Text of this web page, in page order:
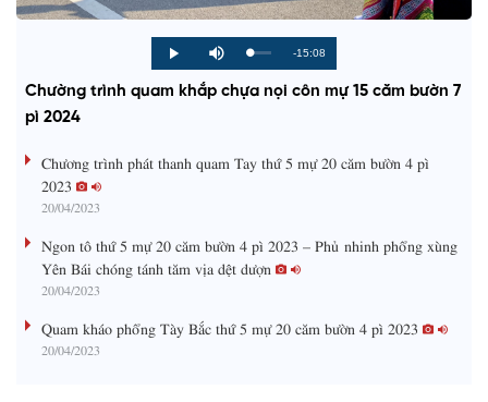
P
l
M
u
e
L
d
e
P
r
g
%
R
e
i
-15:08
Chường trình quam khắp chựa nọi côn mự 15 căm bườn 7
pì 2024
Chương trình phát thanh quam Tay thứ 5 mự 20 căm bườn 4 pì
2023
20/04/2023
Ngon tô thứ 5 mự 20 căm bườn 4 pì 2023 – Phủ nhinh phổng xùng
Yên Bái chóng tánh tăm vịa dệt dượn
20/04/2023
Quam kháo phổng Tày Bắc thứ 5 mự 20 căm bườn 4 pì 2023
20/04/2023